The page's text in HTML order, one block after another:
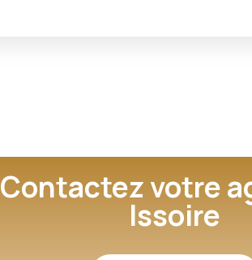
Contactez votre
Issoire